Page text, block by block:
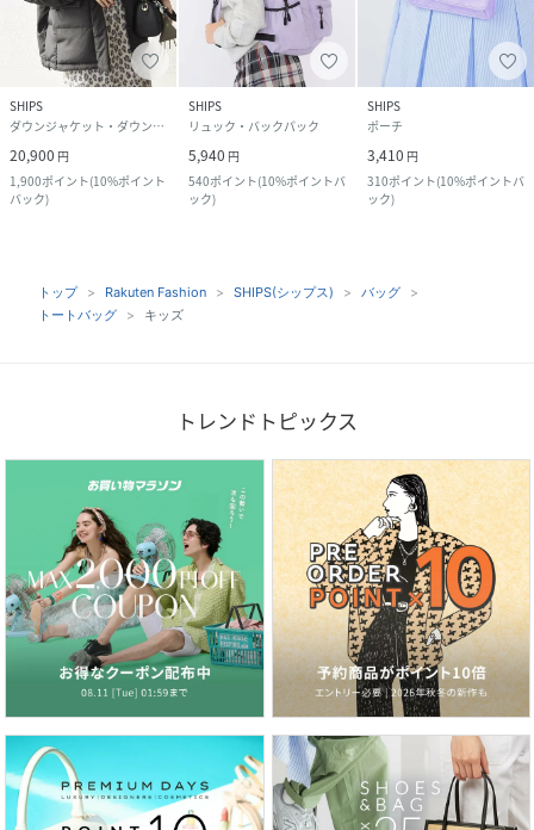
SHIPS
ダウンジャケット・ダウンベスト
20,900 円
1,900ポイント(10%ポイント
バック)
SHIPS
リュック・バックパック
5,940 円
540ポイント(10%ポイントバ
ック)
SHIPS
ポーチ
3,410 円
310ポイント(10%ポイントバ
ック)
トップ Rakuten Fashion SHIPS(シップス)
バッグ
トートバッグ
キッズ
トレンドトピックス